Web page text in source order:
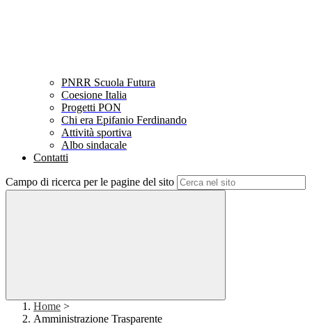
PNRR Scuola Futura
Coesione Italia
Progetti PON
Chi era Epifanio Ferdinando
Attività sportiva
Albo sindacale
Contatti
Campo di ricerca per le pagine del sito
Home >
Amministrazione Trasparente